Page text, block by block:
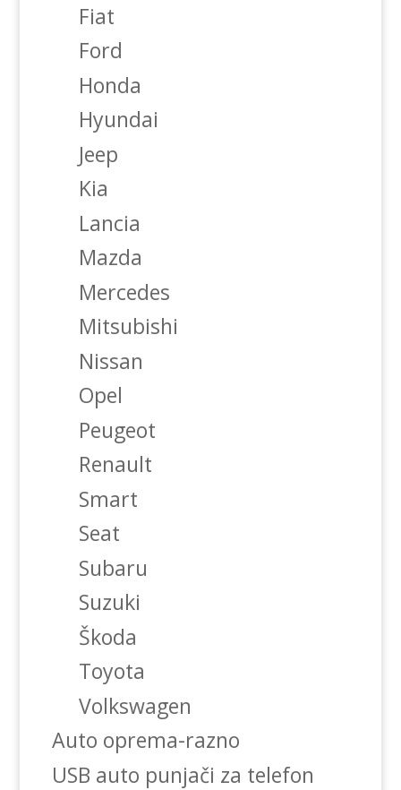
Fiat
Ford
Honda
Hyundai
Jeep
Kia
Lancia
Mazda
Mercedes
Mitsubishi
Nissan
Opel
Peugeot
Renault
Smart
Seat
Subaru
Suzuki
Škoda
Toyota
Volkswagen
Auto oprema-razno
USB auto punjači za telefon